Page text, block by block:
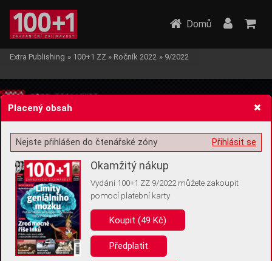
Žádost o souhlas s ukládáním volitelných informací
Pro základní fungování webu nepotřebujeme ukládat žádné informace
(tzv. cookies apod.). Rádi bychom vás ale požádali o souhlas s
uložením volitelných informací:
Domů
Extra Publishing » 100+1 ZZ » Ročník 2022 » 9/2022
Placený obsah
Přihlásit se
Nejste přihlášen do čtenářské zóny
Okamžitý nákup
Vydání 100+1 ZZ 9/2022 můžete zakoupit
pomocí platební karty
Koupit (49 Kč)
Předplatit